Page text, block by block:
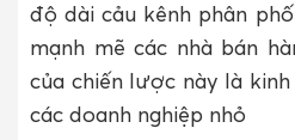
độ dài cảu kênh phân
mạnh mẽ các nhà bán
của chiến lược này là
các doanh nghiệp nhỏ